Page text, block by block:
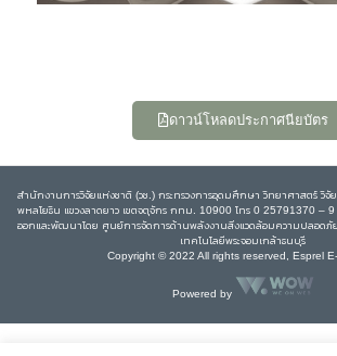
ดาวน์โหลดประกาศนียบัตร
สำนักงานการวิจัยแห่งชาติ (วช.) กระทรวงการอุดมศึกษา วิทยาศาสตร์ วิ
พหลโยธิน แขวงลาดยาว เขตจตุจักร กทม. 10900 โทร 0 25791370 –
ออกและพัฒนาโดย ศูนย์การจัดการด้านพลังงานสิ่งแวดล้อมความปลอดภั
เทคโนโลยีพระจอมเกล้าธนบุรี
Copyright © 2022 All rights reserved, Esprel
Powered by